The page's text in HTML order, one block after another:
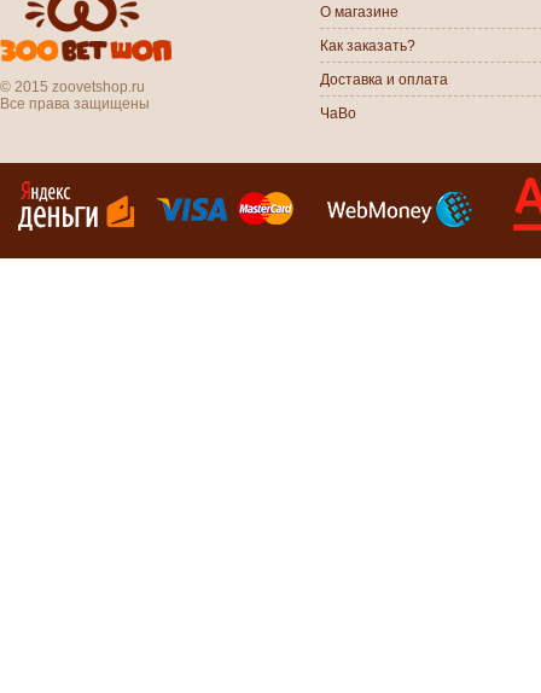
© 2015 zoovetshop.ru
Все права защищены
О магазине
Как заказать?
Доставка и оплата
ЧаВо